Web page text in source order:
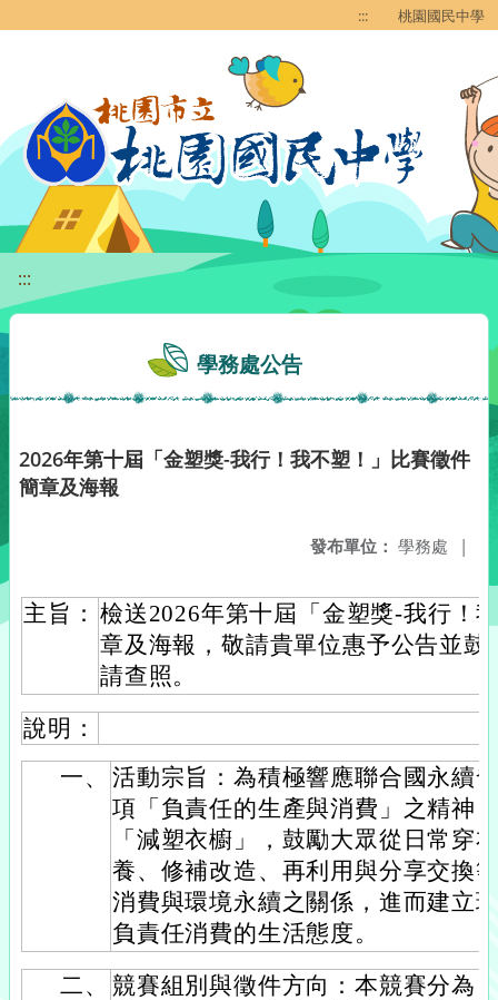
::: 桃園國民中學
:::
學務處公告
2026年第十屆「金塑獎-我行！我不塑！」比賽徵件
簡章及海報
發布單位： 學務處 |
主旨： 檢送2026年第十屆「金塑獎-我行！
章及海報，敬請貴單位惠予公告並
請查照。
說明：
一、
活動宗旨：為積極響應聯合國永續
項「負責任的生產與消費」之精神
「減塑衣櫥」，鼓勵大眾從日常穿
養、修補改造、再利用與分享交換
消費與環境永續之關係，進而建立
負責任消費的生活態度。
二、
競賽組別與徵件方向：本競賽分為